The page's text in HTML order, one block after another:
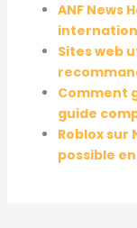
ANF News
Sites web
Comment
guide
Roblox sur
possible en